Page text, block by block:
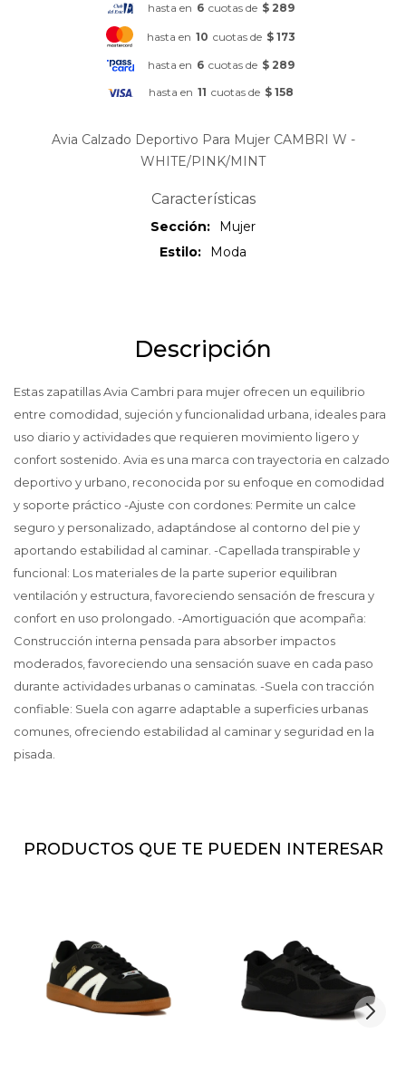
hasta en 6 cuotas de $ 289
hasta en 10 cuotas de $ 173
hasta en 6 cuotas de $ 289
hasta en 11 cuotas de $ 158
Avia Calzado Deportivo Para Mujer CAMBRI W -
WHITE/PINK/MINT
Características
Sección
Mujer
Estilo
Moda
Descripción
Estas zapatillas Avia Cambri para mujer ofrecen un equilibrio
entre comodidad, sujeción y funcionalidad urbana, ideales para
uso diario y actividades que requieren movimiento ligero y
confort sostenido. Avia es una marca con trayectoria en calzado
deportivo y urbano, reconocida por su enfoque en comodidad
y soporte práctico -Ajuste con cordones: Permite un calce
seguro y personalizado, adaptándose al contorno del pie y
aportando estabilidad al caminar. -Capellada transpirable y
funcional: Los materiales de la parte superior equilibran
ventilación y estructura, favoreciendo sensación de frescura y
confort en uso prolongado. -Amortiguación que acompaña:
Construcción interna pensada para absorber impactos
moderados, favoreciendo una sensación suave en cada paso
durante actividades urbanas o caminatas. -Suela con tracción
confiable: Suela con agarre adaptable a superficies urbanas
comunes, ofreciendo estabilidad al caminar y seguridad en la
pisada.
PRODUCTOS QUE TE PUEDEN INTERESAR